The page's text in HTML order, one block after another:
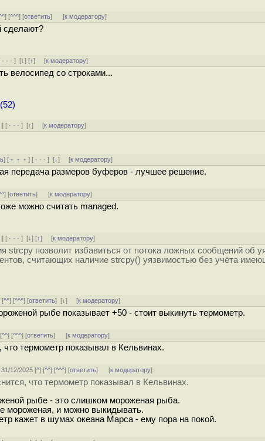
] [^^^] [ответить] [к модератору]
сделают?
· · ·][↓] [↑] [к модератору]
велосипед со строками...
] [ · · ·][↑] [к модератору]
] [ ﹢﹢﹢] [ · · ·][↓] [к модератору]
передача размеров буферов - лучшее решение.
] [ответить] [к модератору]
можно считать managed.
] [ · · ·][↓] [↑] [к модератору]
strcpy позволит избавиться от потока ложных сообщений об
считающих наличие strcpy() уязвимостью без учёта
[^^] [^^^] [ответить][↓] [к модератору]
рыбе показывает +50 - стоит выкинуть термометр.
^^] [^^^] [ответить] [к модератору]
термометр показывал в Кельвинах.
12/2025 [^] [^^] [^^^] [ответить] [к модератору]
что термометр показывал в Кельвинах.
рыбе - это слишком мороженая рыба.
мороженая, и можно выкидывать.
кажет в шумах океана Марса - ему пора на покой.